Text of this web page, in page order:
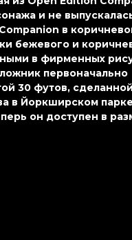
и не
в
бежевого и
в фирменных
первоначально
30 футов,
в Йоркширском
он доступен в